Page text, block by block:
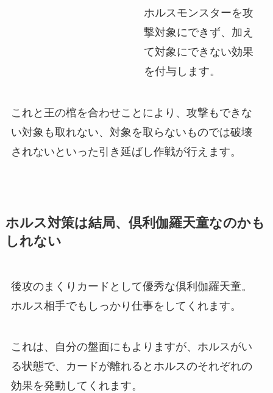
ホルスモンスターを攻
撃対象にできず、加え
て対象にできない効果
を付与します。
これと王の棺を合わせことにより、攻撃もできな
い対象も取れない、対象を取らないものでは破壊
されないといった引き延ばし作戦が行えます。
ホルス対策は結局、倶利伽羅天童なのかも
しれない
後攻のまくりカードとして優秀な倶利伽羅天童。
ホルス相手でもしっかり仕事をしてくれます。
これは、自分の盤面にもよりますが、ホルスがい
る状態で、カードが離れるとホルスのそれぞれの
効果を発動してくれます。